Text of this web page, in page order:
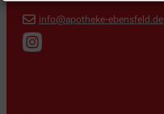
info@apotheke-ebensfeld.de